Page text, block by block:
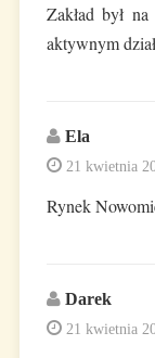
Zakład był
aktywnym
Ela
21 kwietnia
Rynek
Darek
21 kwietnia